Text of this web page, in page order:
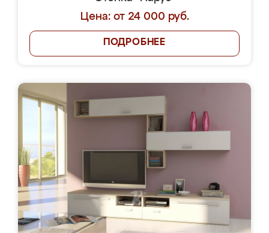
Цена: от 24 000 руб.
ПОДРОБНЕЕ